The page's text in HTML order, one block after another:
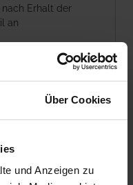
Über Cookies
und Anzeigen zu
Erhalt der
an
bei Ihnen
abgeschlossen
Ihrer
bitte an